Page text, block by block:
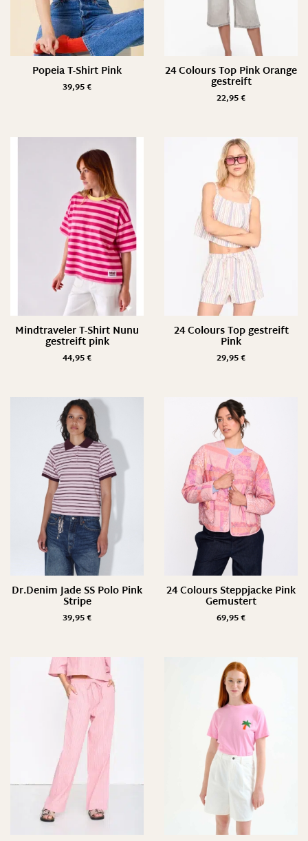
Popeia T-Shirt Pink
39,95€
24 Colours Top Pink Orange
gestreift
22,95€
Mindtraveler T-Shirt Nunu
gestreift pink
44,95€
24 Colours Top gestreift
Pink
29,95€
Dr.Denim Jade SS Polo Pink
Stripe
39,95€
24 Colours Steppjacke Pink
Gemustert
69,95€